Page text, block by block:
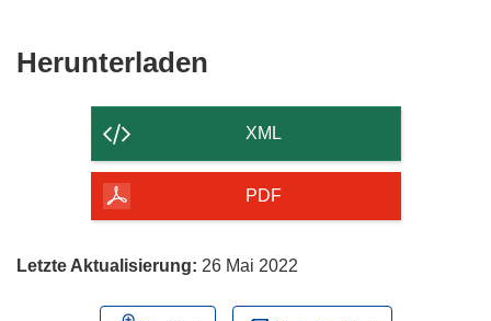
Herunterladen
der
Seite
herunterladen
XML
PDF
Letzte Aktualisierung: 26 Mai 2022